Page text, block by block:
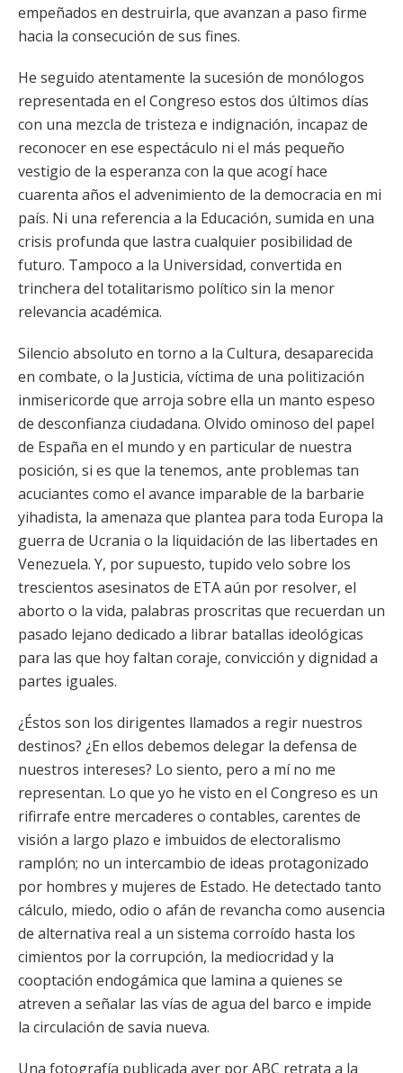
empeñados en destruirla, que avanzan a paso firme
hacia la consecución de sus fines.
He seguido atentamente la sucesión de monólogos
representada en el Congreso estos dos últimos días
con una mezcla de tristeza e indignación, incapaz de
reconocer en ese espectáculo ni el más pequeño
vestigio de la esperanza con la que acogí hace
cuarenta años el advenimiento de la democracia en mi
país. Ni una referencia a la Educación, sumida en una
crisis profunda que lastra cualquier posibilidad de
futuro. Tampoco a la Universidad, convertida en
trinchera del totalitarismo político sin la menor
relevancia académica.
Silencio absoluto en torno a la Cultura, desaparecida
en combate, o la Justicia, víctima de una politización
inmisericorde que arroja sobre ella un manto espeso
de desconfianza ciudadana. Olvido ominoso del papel
de España en el mundo y en particular de nuestra
posición, si es que la tenemos, ante problemas tan
acuciantes como el avance imparable de la barbarie
yihadista, la amenaza que plantea para toda Europa la
guerra de Ucrania o la liquidación de las libertades en
Venezuela. Y, por supuesto, tupido velo sobre los
trescientos asesinatos de ETA aún por resolver, el
aborto o la vida, palabras proscritas que recuerdan un
pasado lejano dedicado a librar batallas ideológicas
para las que hoy faltan coraje, convicción y dignidad a
partes iguales.
¿Éstos son los dirigentes llamados a regir nuestros
destinos? ¿En ellos debemos delegar la defensa de
nuestros intereses? Lo siento, pero a mí no me
representan. Lo que yo he visto en el Congreso es un
rifirrafe entre mercaderes o contables, carentes de
visión a largo plazo e imbuidos de electoralismo
ramplón; no un intercambio de ideas protagonizado
por hombres y mujeres de Estado. He detectado tanto
cálculo, miedo, odio o afán de revancha como ausencia
de alternativa real a un sistema corroído hasta los
cimientos por la corrupción, la mediocridad y la
cooptación endogámica que lamina a quienes se
atreven a señalar las vías de agua del barco e impide
la circulación de savia nueva.
Una fotografía publicada ayer por ABC retrata a la